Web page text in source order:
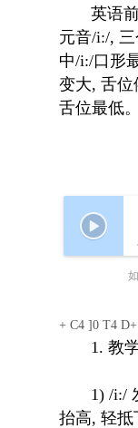
英语前
元音/i:/,
中/i:/口形
变大, 舌
舌位最低。
+ C4 ]0 T4
1. 教
1) /i:/
抬高, 轻